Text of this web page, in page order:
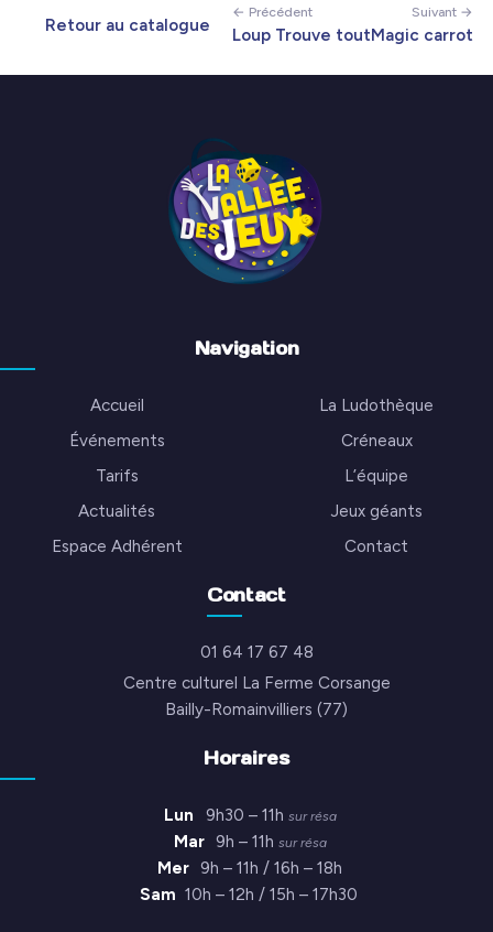
Retour au catalogue
← Précédent
Loup Trouve tout
Suivant →
Magic carrot
Navigation
Accueil
La Ludothèque
Événements
Créneaux
Tarifs
L’équipe
Actualités
Jeux géants
Espace Adhérent
Contact
Contact
01 64 17 67 48
Centre culturel La Ferme Corsange
Bailly-Romainvilliers (77)
Horaires
Lun 9h30 – 11h sur résa
Mar 9h – 11h sur résa
Mer 9h – 11h / 16h – 18h
Sam 10h – 12h / 15h – 17h30